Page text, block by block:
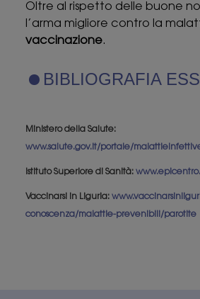
Oltre al rispetto delle buone
l’arma migliore contro la
vaccinazione.
BIBLIOGRAFIA
Ministero della Salute:
www.salute.gov.it/portale/
Istituto Superiore di Sanità:
Vaccinarsi in Liguria:
conoscenza/malattie-prevenibili/parotite